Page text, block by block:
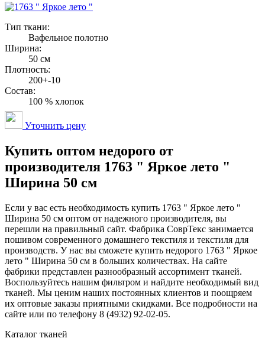
Тип ткани:
Вафельное полотно
Ширина:
50 см
Плотность:
200+-10
Состав:
100 % хлопок
Уточнить цену
Купить оптом недорого от
производителя 1763 " Яркое лето "
Ширина 50 см
Если у вас есть необходимость купить 1763 " Яркое лето "
Ширина 50 см оптом от надежного производителя, вы
перешли на правильный сайт. Фабрика СоврТекс занимается
пошивом современного домашнего текстиля и текстиля для
производств. У нас вы сможете купить недорого 1763 " Яркое
лето " Ширина 50 см в больших количествах. На сайте
фабрики представлен разнообразный ассортимент тканей.
Воспользуйтесь нашим фильтром и найдите необходимый вид
тканей. Мы ценим наших постоянных клиентов и поощряем
их оптовые заказы приятными скидками. Все подробности на
сайте или по телефону 8 (4932) 92-02-05.
Каталог тканей